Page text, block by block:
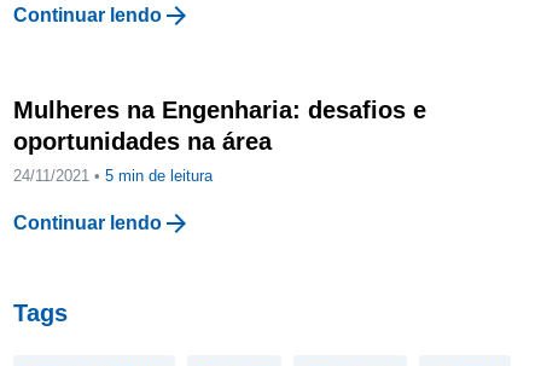
Continuar lendo arrow_forward
Mulheres na Engenharia: desafios e
oportunidades na área
24/11/2021 •5 min de leitura
Continuar lendo arrow_forward
Tags